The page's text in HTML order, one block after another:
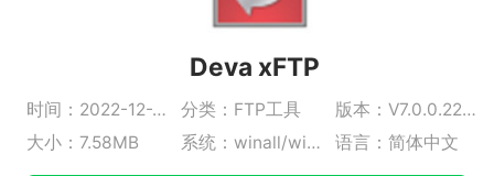
Deva xFTP
时间：2022-12-27 分类：FTP工具
版本：V7.0.0.2200
大小：7.58MB
系统：winall/win7/win10/win11 语言：简体中文